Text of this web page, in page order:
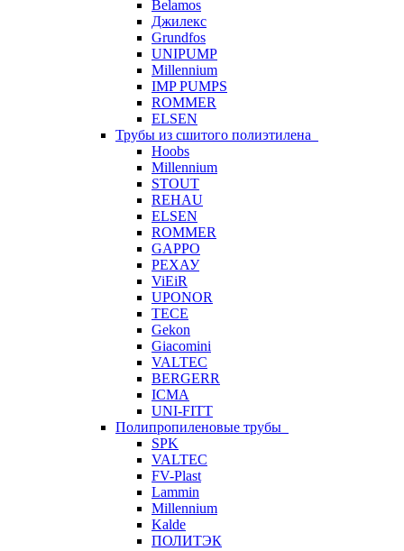
Belamos
Джилекс
Grundfos
UNIPUMP
Millennium
IMP PUMPS
ROMMER
ELSEN
Трубы из сшитого полиэтилена
Hoobs
Millennium
STOUT
REHAU
ELSEN
ROMMER
GAPPO
РЕХАУ
ViEiR
UPONOR
TECE
Gekon
Giacomini
VALTEC
BERGERR
ICMA
UNI-FITT
Полипропиленовые трубы
SPK
VALTEC
FV-Plast
Lammin
Millennium
Kalde
ПОЛИТЭК